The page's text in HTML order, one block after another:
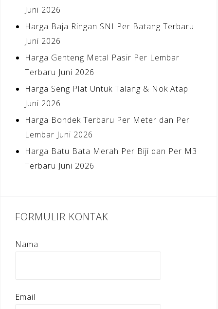
Juni 2026
Harga Baja Ringan SNI Per Batang Terbaru
Juni 2026
Harga Genteng Metal Pasir Per Lembar
Terbaru Juni 2026
Harga Seng Plat Untuk Talang & Nok Atap
Juni 2026
Harga Bondek Terbaru Per Meter dan Per
Lembar Juni 2026
Harga Batu Bata Merah Per Biji dan Per M3
Terbaru Juni 2026
FORMULIR KONTAK
Nama
Email